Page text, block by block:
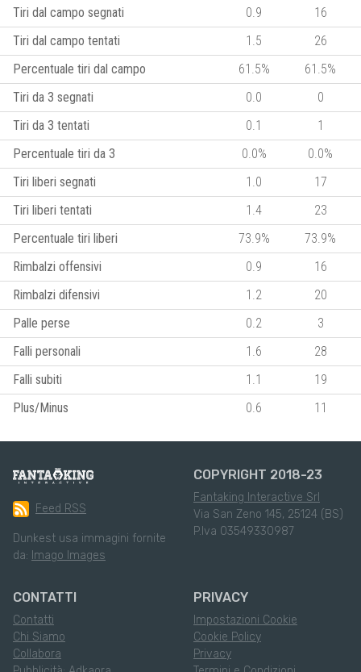
Tiri dal campo segnati
0.9
16
Tiri dal campo tentati
1.5
26
Percentuale tiri dal campo
61.5%
61.5%
Tiri da 3 segnati
0.0
0
Tiri da 3 tentati
0.1
1
Percentuale tiri da 3
0.0%
0.0%
Tiri liberi segnati
1.0
17
Tiri liberi tentati
1.4
23
Percentuale tiri liberi
73.9%
73.9%
Rimbalzi offensivi
0.9
16
Rimbalzi difensivi
1.2
20
Palle perse
0.2
3
Falli personali
1.6
28
Falli subiti
1.1
19
Plus/Minus
0.6 11
Feed RSS
Dunkest usa immagini fornite
da: Imago Images
COPYRIGHT 2018-23
Fantaking Interactive Srl
Via San Zeno 145, 25124 (BS)
P.Iva 03549330987
CONTATTI
Contatti
Chi Siamo
Collabora
PRIVACY
Impostazioni Cookie
Cookie Policy
Privacy